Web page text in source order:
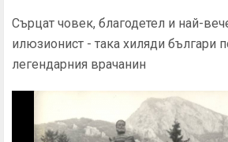
Сърцат човек, благодетел и най-
илюзионист - така хиляди българи
легендарния врачанин